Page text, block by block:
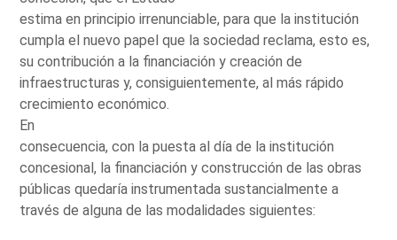
estima en principio irrenunciable, para que la institución
cumpla el nuevo papel que la sociedad reclama, esto es,
su contribución a la financiación y creación de
infraestructuras y, consiguientemente, al más rápido
crecimiento económico.
En
consecuencia, con la puesta al día de la institución
concesional, la financiación y construcción de las obras
públicas quedaría instrumentada sustancialmente a
través de alguna de las modalidades siguientes: